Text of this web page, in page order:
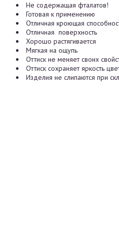
Не содержащая фталатов!
Готовая к применению
Отличная кроющая
Отличная поверхность
Хорошо растягивается
Мягкая на ощупь
Оттиск не меняет своих
Оттиск сохраняет яркость
Изделия не слипаются при